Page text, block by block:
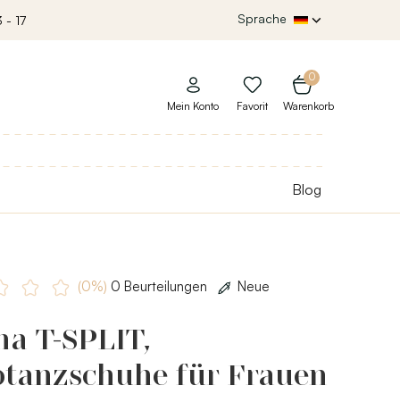
- 17 Sprache
0
Warenkorb
Mein Konto Favorit
Blog
(0%) 0 Beurteilungen Neue
T-SPLIT,
für Frauen